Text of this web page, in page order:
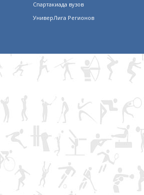
Спартакиада вузов
УниверЛига Регионов